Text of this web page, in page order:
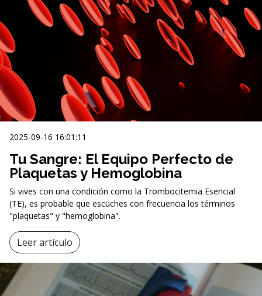
2025-09-16 16:01:11
Tu Sangre: El Equipo Perfecto de
Plaquetas y Hemoglobina
Si vives con una condición como la Trombocitemia Esencial
(TE), es probable que escuches con frecuencia los términos
"plaquetas" y "hemoglobina".
Leer artículo